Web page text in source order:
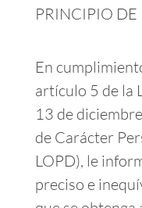
PRINCIPIO
En
artículo 5 de la
13 de
de Carácter
LOPD), le
preciso e